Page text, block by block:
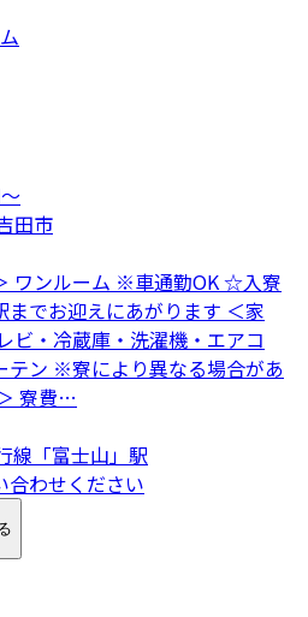
田市
ワンルーム ※車通勤OK ☆入寮
までお迎えにあがります ＜家
ビ・冷蔵庫・洗濯機・エアコ
テン ※寮により異なる場合があ
寮費…
線「富士山」駅
合わせください